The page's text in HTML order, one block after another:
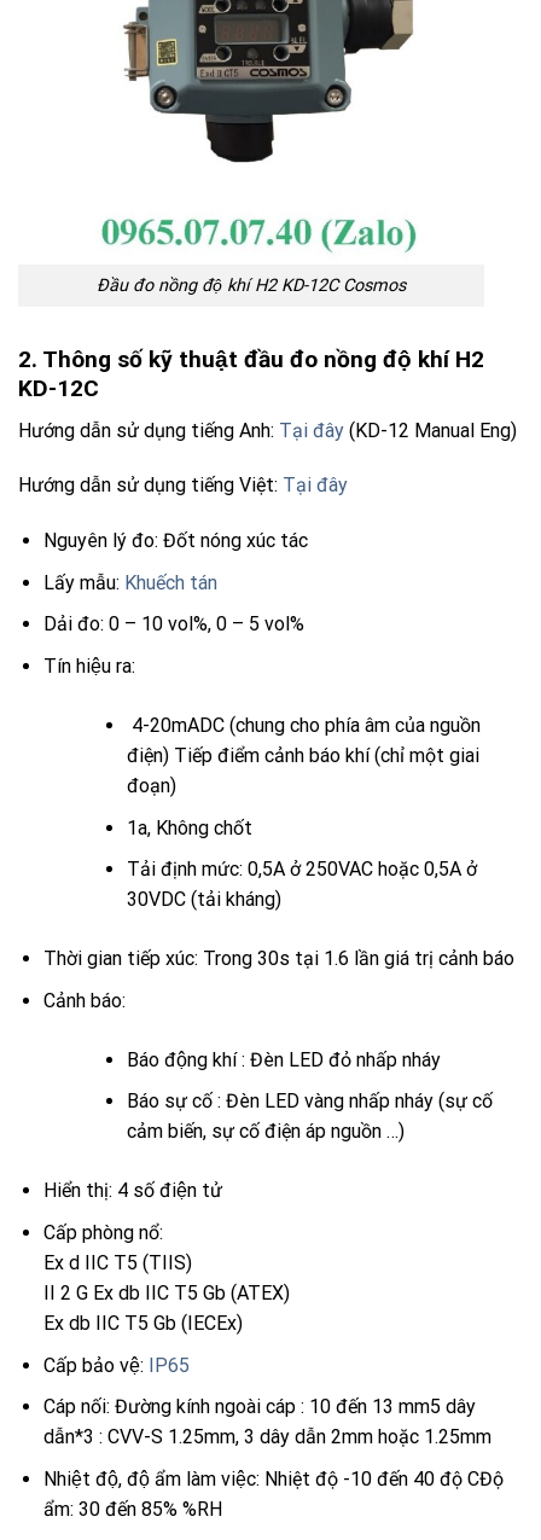
Đầu đo nồng độ khí H2 KD-12C Cosmos
2. Thông số kỹ thuật đầu đo nồng độ khí H2
KD-12C
Hướng dẫn sử dụng tiếng Anh: Tại đây (KD-12 Manual Eng)
Hướng dẫn sử dụng tiếng Việt: Tại đây
Nguyên lý đo: Đốt nóng xúc tác
Lấy mẫu: Khuếch tán
Dải đo: 0 – 10 vol%, 0 – 5 vol%
Tín hiệu ra:
4-20mADC (chung cho phía âm của nguồn
điện) Tiếp điểm cảnh báo khí (chỉ một giai
đoạn)
1a, Không chốt
Tải định mức: 0,5A ở 250VAC hoặc 0,5A ở
30VDC (tải kháng)
Thời gian tiếp xúc: Trong 30s tại 1.6 lần giá trị cảnh báo
Cảnh báo:
Báo động khí : Đèn LED đỏ nhấp nháy
Báo sự cố : Đèn LED vàng nhấp nháy (sự cố
cảm biến, sự cố điện áp nguồn …)
Hiển thị: 4 số điện tử
Cấp phòng nổ:
Ex d IIC T5 (TIIS)
II 2 G Ex db IIC T5 Gb (ATEX)
Ex db IIC T5 Gb (IECEx)
Cấp bảo vệ: IP65
Cáp nối: Đường kính ngoài cáp : 10 đến 13 mm5 dây
dẫn*3 : CVV-S 1.25mm, 3 dây dẫn 2mm hoặc 1.25mm
Nhiệt độ, độ ẩm làm việc: Nhiệt độ -10 đến 40 độ CĐộ
ẩm: 30 đến 85% %RH